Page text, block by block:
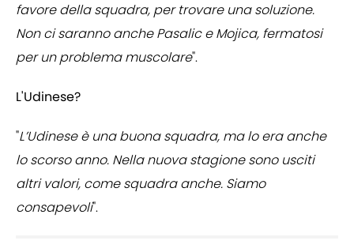
favore della squadra, per trovare una soluzione.
Non ci saranno anche Pasalic e Mojica, fermatosi
per un problema muscolare".
L'Udinese?
"L’Udinese è una buona squadra, ma lo era anche
lo scorso anno. Nella nuova stagione sono usciti
altri valori, come squadra anche. Siamo
consapevoli".